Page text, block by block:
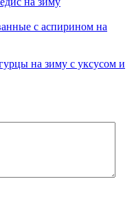
с аспирином на
на зиму с уксусом и